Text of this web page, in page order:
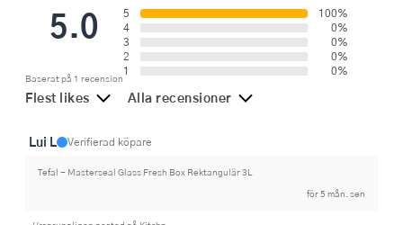
5.0
Baserat på 1 recension
5
100%
4
0%
3
0%
2
0%
1
0%
Flest likes Alla recensioner
Lui L Verifierad köpare
Tefal - Masterseal Glass Fresh Box Rektangulär 3L
för 5 mån. sen